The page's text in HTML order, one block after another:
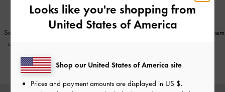
NEU
Satin-Pantoletten mit Schleifendetail
und Absatz
€69.00
WIEDER VERFÜGBAR
Vada Lack-Pumps mit asymmetrischem
€69.00
Looks like you're shopping from
United States of America
Shop our United States of America site
Prices and payment amounts are displayed in US $.